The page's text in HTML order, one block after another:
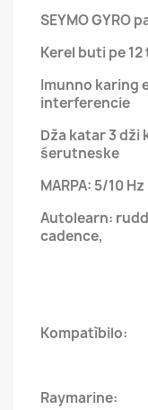
SEYMO GYRO
Kerel buti pe
Imunno karing
interferencie
Dža katar 3 dži
śerutneske
MARPA: 5/10 Hz
Autolearn:
cadence,
Kompatìbilo:
Raymarine: